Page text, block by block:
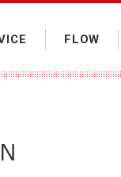
FLOW